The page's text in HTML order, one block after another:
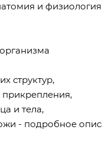
и
структур,
и тела,
- подробное